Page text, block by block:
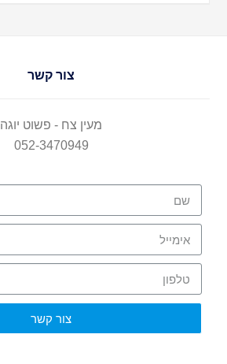
צור קשר
מעין צח - פשוט יוגה
052-3470949
צור קשר